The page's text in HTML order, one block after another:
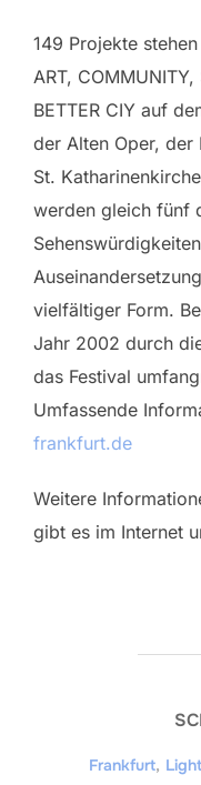
149 Projekte
ART,
BETTER CIY auf
der Alten Oper, der
St.
werden gleich fünf
vielfältiger Form.
Jahr 2002 durch
das Festival
Umfassende
frankfurt.de
Weitere
gibt es im Internet
Frankfurt,